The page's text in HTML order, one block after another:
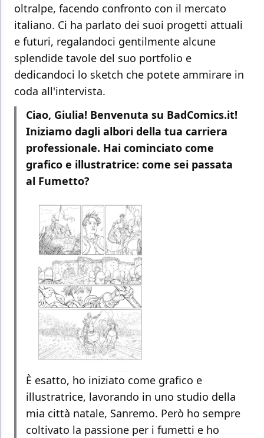
oltralpe, facendo confronto con il mercato
italiano. Ci ha parlato dei suoi progetti attuali
e futuri, regalandoci gentilmente alcune
splendide tavole del suo portfolio e
dedicandoci lo sketch che potete ammirare in
coda all'intervista.
Ciao, Giulia! Benvenuta su BadComics.it!
Iniziamo dagli albori della tua carriera
professionale. Hai cominciato come
grafico e illustratrice: come sei passata
al Fumetto?
È esatto, ho iniziato come grafico e
illustratrice, lavorando in uno studio della
mia città natale, Sanremo. Però ho sempre
coltivato la passione per i fumetti e ho